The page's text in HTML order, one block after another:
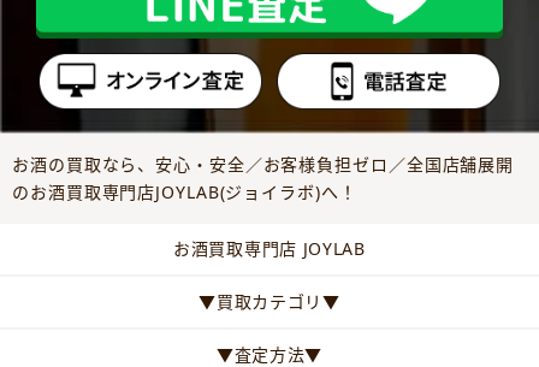
お酒の買取なら、安心・安全／お客様負担ゼロ／全国店舗展開
のお酒買取専門店JOYLAB(ジョイラボ)へ！
お酒買取専門店 JOYLAB
▼買取カテゴリ▼
▼査定方法▼